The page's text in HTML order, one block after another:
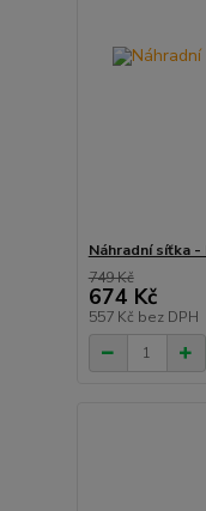
Náhradní síťka -
749 Kč
674 Kč
557 Kč bez DPH